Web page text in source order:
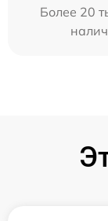
Более 20